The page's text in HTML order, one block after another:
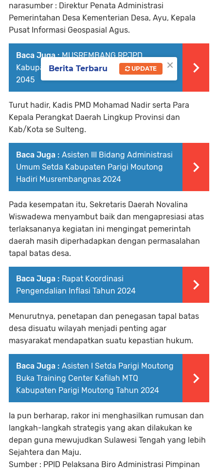
narasumber : Direktur Penata Administrasi
Pemerintahan Desa Kementerian Desa, Ayu, Kepala
Pusat Informasi Geospasial Agus.
Baca Juga : MUSREMBANG RPJPD
Kabupaten Parigi Moutong Tahun 2025-
2045
Turut hadir, Kadis PMD Mohamad Nadir serta Para
Kepala Perangkat Daerah Lingkup Provinsi dan
Kab/Kota se Sulteng.
Baca Juga : Asisten III Bidang Administrasi
Umum Setda Kabupaten Parigi Moutong
Hadiri Musrembangnas 2024
Pada kesempatan itu, Sekretaris Daerah Novalina
Wiswadewa menyambut baik dan mengapresiasi atas
terlaksananya kegiatan ini mengingat pemerintah
daerah masih diperhadapkan dengan permasalahan
tapal batas desa.
Baca Juga : Rapat Koordinasi
Pengendalian Inflasi Tahun 2024
Menurutnya, penetapan dan penegasan tapal batas
desa disuatu wilayah menjadi penting agar
masyarakat mendapatkan suatu kepastian hukum.
Baca Juga : Asisten I Setda Parigi Moutong
Buka Training Center Kafilah MTQ
Kabupaten Parigi Moutong Tahun 2024
Ia pun berharap, rakor ini menghasilkan rumusan dan
langkah-langkah strategis yang akan dilakukan ke
depan guna mewujudkan Sulawesi Tengah yang lebih
Sejahtera dan Maju.
Sumber : PPID Pelaksana Biro Administrasi Pimpinan
×
Berita Terbaru UPDATE